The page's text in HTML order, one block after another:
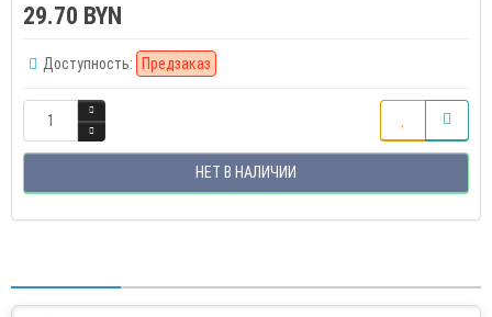
29.70 BYN
Доступность: Предзаказ
НЕТ В НАЛИЧИИ